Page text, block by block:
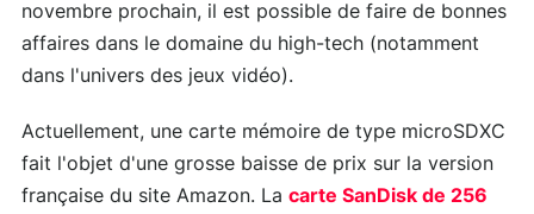
novembre prochain, il est possible de faire de bonnes
affaires dans le domaine du high-tech (notamment
dans l'univers des jeux vidéo).
Actuellement, une carte mémoire de type microSDXC
fait l'objet d'une grosse baisse de prix sur la version
française du site Amazon. La carte SanDisk de 256